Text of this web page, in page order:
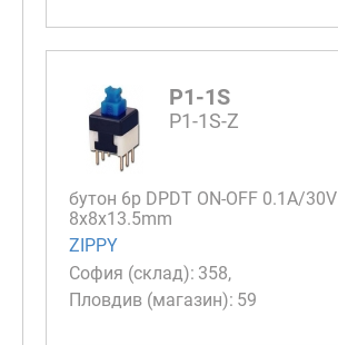
P1-1S
P1-1S-Z
бутон 6p DPDT ON-OFF 0.1A/30V
8x8x13.5mm
ZIPPY
358
59